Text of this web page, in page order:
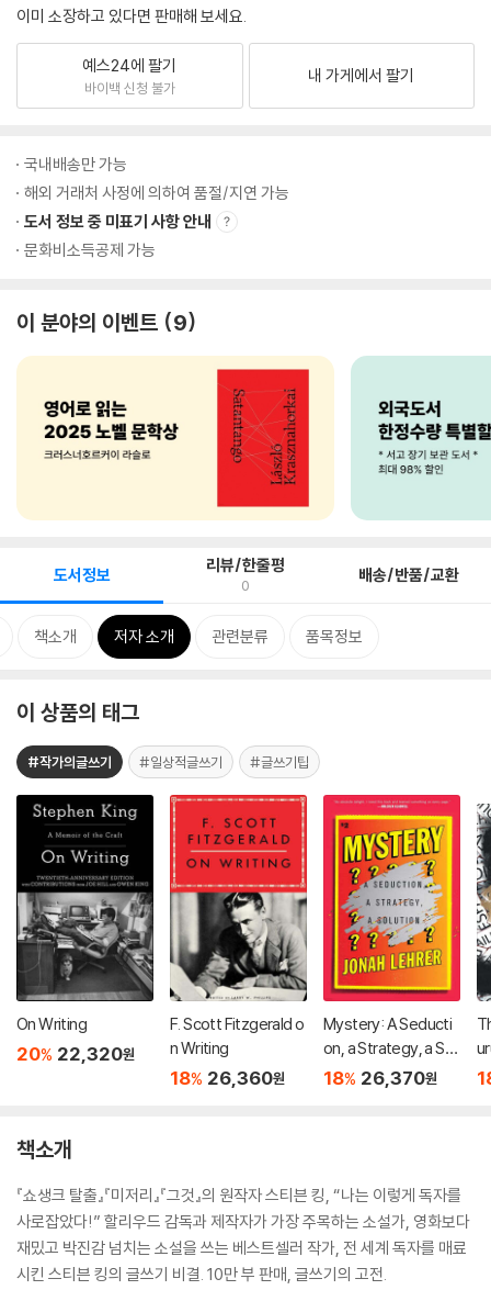
이미 소장하고 있다면 판매해 보세요.
예스24에 팔기
바이백 신청 불가
내 가게에서 팔기
국내배송만 가능
해외 거래처 사정에 의하여 품절/지연 가능
도서 정보 중 미표기 사항 안내
문화비소득공제 가능
이 분야의 이벤트 9
도서정보 리뷰/한줄평
0 배송/반품/교환
책소개 저자 소개 관련분류 품목정보
이 상품의 태그
#작가의글쓰기 #일상적글쓰기 #글쓰기팁
On Writing
20% 22,320원
F. Scott Fitzgerald o
n Writing
18% 26,360원
Mystery: A Seducti
on, a Strategy, a Sol
ution
18% 26,370원
e
책소개
『쇼생크 탈출』『미저리』『그것』의 원작자 스티븐 킹, “나는 이렇게 독자를
사로잡았다!” 할리우드 감독과 제작자가 가장 주목하는 소설가, 영화보다
재밌고 박진감 넘치는 소설을 쓰는 베스트셀러 작가, 전 세계 독자를 매료
시킨 스티븐 킹의 글쓰기 비결. 10만 부 판매, 글쓰기의 고전.